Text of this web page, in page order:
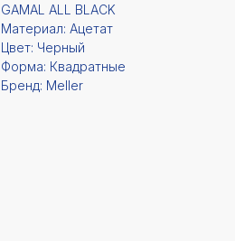
GAMAL ALL BLACK
Материал: Ацетат
Цвет: Черный
Форма: Квадратные
Бренд: Meller